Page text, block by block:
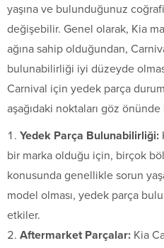
yaşına ve bulunduğunuz
değişebilir. Genel olarak, Kia
ağına sahip olduğundan,
bulunabilirliği iyi düzeyde
Carnival için yedek parça
aşağıdaki noktaları göz
Yedek Parça Bulunabilirliği:
bir marka olduğu için, birçok
konusunda genellikle sorun
model olması, yedek parça
etkiler.
Aftermarket Parçalar: Kia